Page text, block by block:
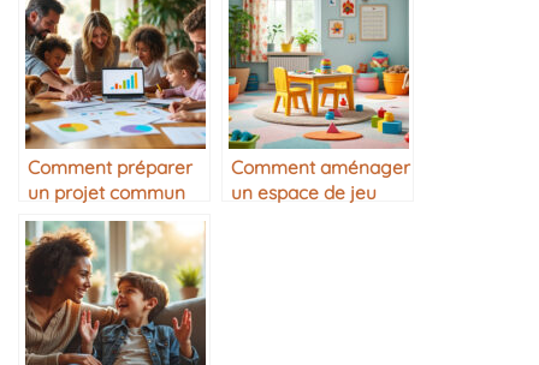
Comment préparer
un projet commun
en famille
Comment aménager
un espace de jeu